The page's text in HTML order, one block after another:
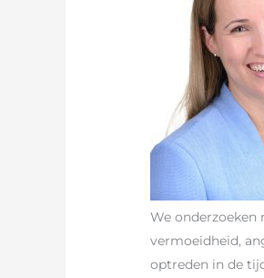
We onderzoeken
vermoeidheid,
optreden in de